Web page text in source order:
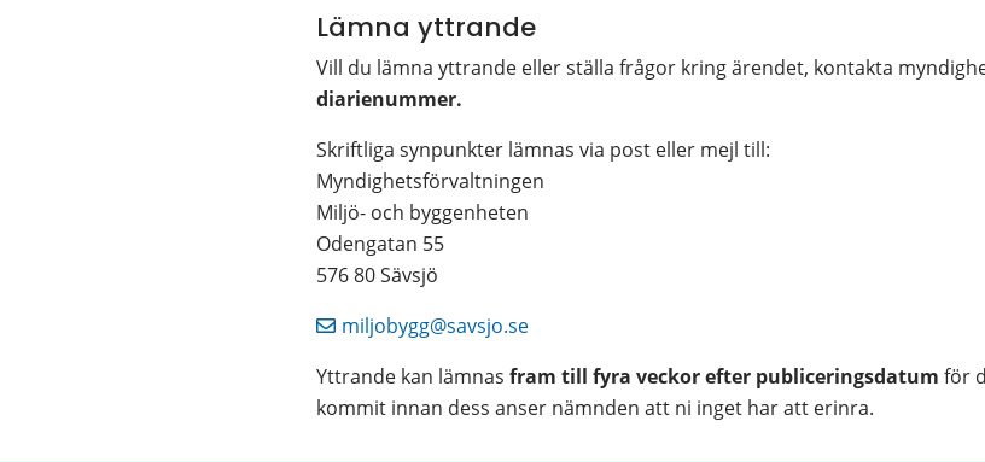
Lämna yttrande
Vill du lämna yttrande eller ställa frågor kring ärendet, kontakta
diarienummer.
Skriftliga synpunkter lämnas via post eller mejl till:
Myndighetsförvaltningen
Miljö- och byggenheten
Odengatan 55
576 80 Sävsjö
miljobygg@savsjo.se
Yttrande kan lämnas fram till fyra veckor efter publiceringsdatum för
kommit innan dess anser nämnden att ni inget har att erinra.